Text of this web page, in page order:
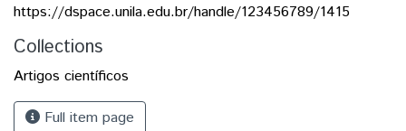
https://dspace.unila.edu.br/handle/123456789/1415
Collections
Artigos científicos
Full item page